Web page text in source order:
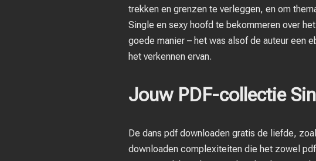
trekken en grenzen te verleggen, en om
Single en sexy hoofd te bekommeren over
goede manier – het was alsof de auteur een
het verkennen ervan.
Jouw PDF-collectie
De dans pdf downloaden gratis de liefde,
downloaden complexiteiten die het zowel